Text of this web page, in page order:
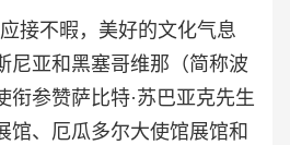
接不暇，美好的文化气息
尼亚和黑塞哥维那（简称波
衔参赞萨比特·苏巴亚克先生
馆、厄瓜多尔大使馆展馆和